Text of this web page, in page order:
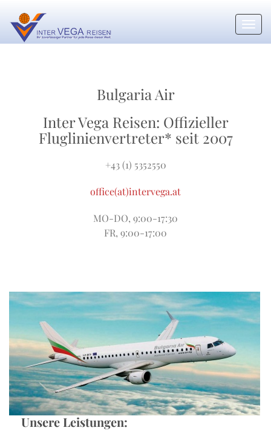
Bulgaria Air
Inter Vega Reisen: Offizieller
Fluglinienvertreter* seit 2007
+43 (1) 5352550
office(at)intervega.at
MO-DO, 9:00-17:30
FR, 9:00-17:00
Unsere Leistungen: